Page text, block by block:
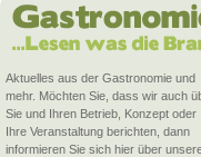
Aktuelles aus der Gastronomie und
mehr. Möchten Sie, dass wir auch
Sie und Ihren Betrieb, Konzept oder
Ihre Veranstaltung berichten, dann
informieren Sie sich hier über